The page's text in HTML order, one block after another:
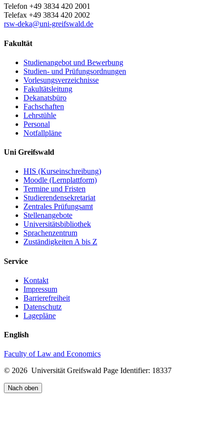
Telefon +49 3834 420 2001
Telefax +49 3834 420 2002
rsw-deka@uni-greifswald.de
Fakultät
Studienangebot und Bewerbung
Studien- und Prüfungsordnungen
Vorlesungsverzeichnisse
Fakultätsleitung
Dekanatsbüro
Fachschaften
Lehrstühle
Personal
Notfallpläne
Uni Greifswald
HIS (Kurseinschreibung)
Moodle (Lernplattform)
Termine und Fristen
Studierendensekretariat
Zentrales Prüfungsamt
Stellenangebote
Universitätsbibliothek
Sprachenzentrum
Zuständigkeiten A bis Z
Service
Kontakt
Impressum
Barrierefreiheit
Datenschutz
Lagepläne
English
Faculty of Law and Economics
© 2026 Universität Greifswald Page Identifier: 18337
Nach oben